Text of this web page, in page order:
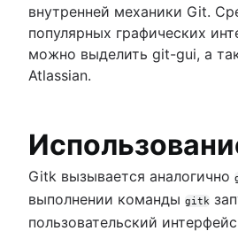
Статьи
Работа с
Git
Мастерство запросов
Git или SVN? Как
выбрала модель
Форки и вышестоящие
инструкции и
внутренней механики Git.
популярных графических
можно выделить git-gui, а
Atlassian.
Gitk вызывается аналогично
выполнении команды gitk
пользовательский